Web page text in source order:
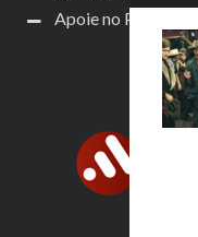
Apoie no Padrim!